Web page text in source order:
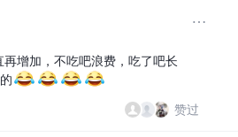
增加，不吃吧浪费，吃了吧长
赞过